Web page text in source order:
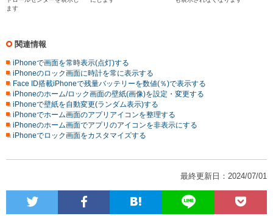
ます
関連情報
iPhoneで画面を常時表示(点灯)する
iPhoneのロック画面に時計を常に表示する
Face ID搭載iPhoneで残量バッテリーを数値(％)で表示する
iPhoneのホーム/ロック画面の壁紙(画像)を設定・変更する
iPhoneで壁紙を自動変更(ランダム表示)する
iPhoneでホーム画面のアプリアイコンを整理する
iPhoneのホーム画面でアプリのアイコンを非表示にする
iPhoneでロック画面をカスタマイズする
最終更新日：2024/07/01